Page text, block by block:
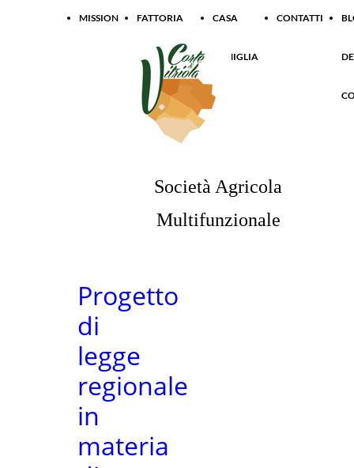
MISSION FATTORIA
SOCIALE
CONTADINA
CASA
FAMIGLIA
CONTATTI
Società Agricola
Multifunzionale
Progetto
di
legge
regionale
in
materia